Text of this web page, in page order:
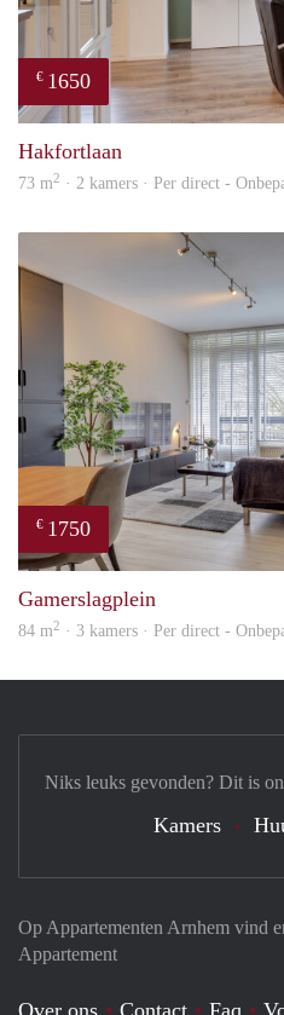
€ 1650
Hakfortlaan
73 m2 · 2 kamers · Per direct -
€ 1750
Gamerslagplein
84 m2 · 3 kamers · Per direct -
Op Appartementen Arnhem vind
Appartement
Over ons Contact Faq
Niks leuks gevonden? Dit is
Kamers